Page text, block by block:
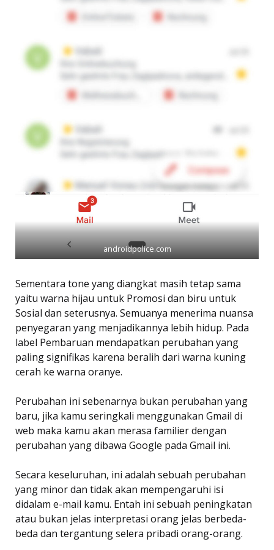
androidpolice.com
Sementara tone yang diangkat masih tetap sama
yaitu warna hijau untuk Promosi dan biru untuk
Sosial dan seterusnya. Semuanya menerima nuansa
penyegaran yang menjadikannya lebih hidup. Pada
label Pembaruan mendapatkan perubahan yang
paling signifikas karena beralih dari warna kuning
cerah ke warna oranye.
Perubahan ini sebenarnya bukan perubahan yang
baru, jika kamu seringkali menggunakan Gmail di
web maka kamu akan merasa familier dengan
perubahan yang dibawa Google pada Gmail ini.
Secara keseluruhan, ini adalah sebuah perubahan
yang minor dan tidak akan mempengaruhi isi
didalam e-mail kamu. Entah ini sebuah peningkatan
atau bukan jelas interpretasi orang jelas berbeda-
beda dan tergantung selera pribadi orang-orang.